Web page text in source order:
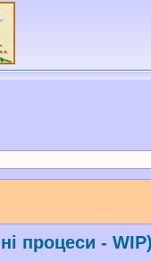
процеси -